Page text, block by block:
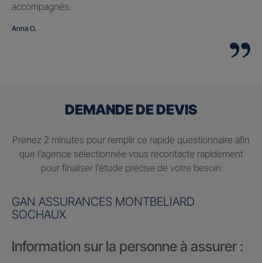
accompagnés.
Anna O.
DEMANDE DE DEVIS
Prenez 2 minutes pour remplir ce rapide questionnaire afin
que l’agence sélectionnée vous recontacte rapidement
pour finaliser l’étude précise de votre besoin
GAN ASSURANCES MONTBELIARD
SOCHAUX
Information sur la personne à assurer :